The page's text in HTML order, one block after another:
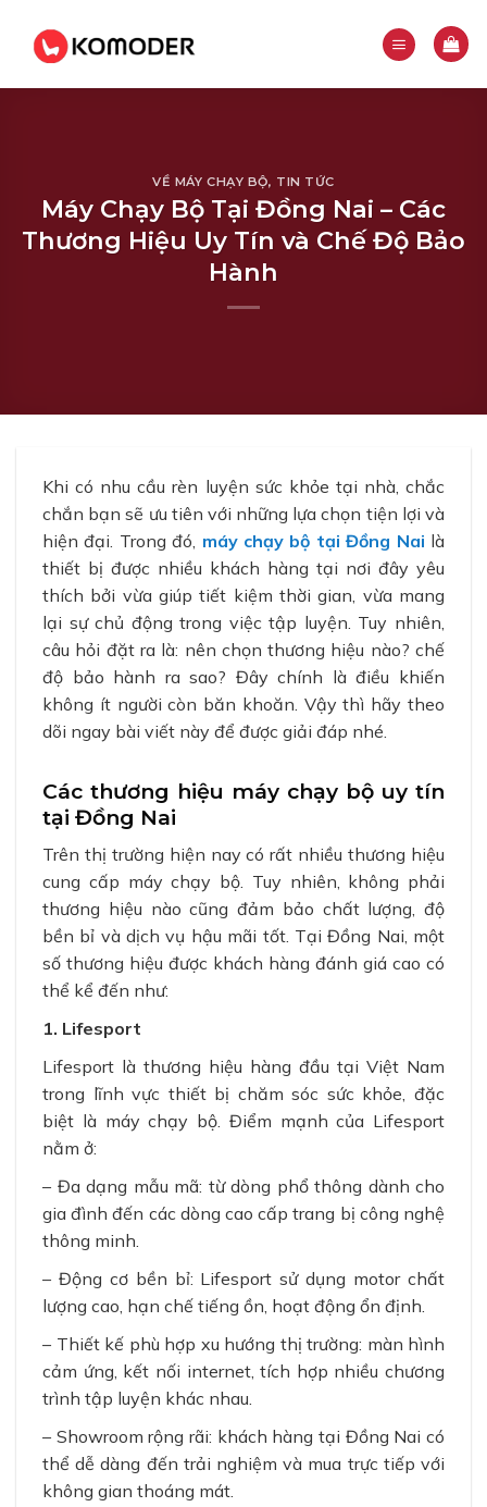
content
VỀ MÁY CHẠY BỘ, TIN TỨC
Máy Chạy Bộ Tại Đồng Nai – Các
Thương Hiệu Uy Tín và Chế Độ Bảo
Hành
Khi có nhu cầu rèn luyện sức khỏe tại nhà, chắc
chắn bạn sẽ ưu tiên với những lựa chọn tiện lợi và
hiện đại. Trong đó, máy chạy bộ tại Đồng Nai là
thiết bị được nhiều khách hàng tại nơi đây yêu
thích bởi vừa giúp tiết kiệm thời gian, vừa mang
lại sự chủ động trong việc tập luyện. Tuy nhiên,
câu hỏi đặt ra là: nên chọn thương hiệu nào? chế
độ bảo hành ra sao? Đây chính là điều khiến
không ít người còn băn khoăn. Vậy thì hãy theo
dõi ngay bài viết này để được giải đáp nhé.
Các thương hiệu máy chạy bộ uy tín
tại Đồng Nai
Trên thị trường hiện nay có rất nhiều thương hiệu
cung cấp máy chạy bộ. Tuy nhiên, không phải
thương hiệu nào cũng đảm bảo chất lượng, độ
bền bỉ và dịch vụ hậu mãi tốt. Tại Đồng Nai, một
số thương hiệu được khách hàng đánh giá cao có
thể kể đến như:
1. Lifesport
Lifesport là thương hiệu hàng đầu tại Việt Nam
trong lĩnh vực thiết bị chăm sóc sức khỏe, đặc
biệt là máy chạy bộ. Điểm mạnh của Lifesport
nằm ở:
– Đa dạng mẫu mã: từ dòng phổ thông dành cho
gia đình đến các dòng cao cấp trang bị công nghệ
thông minh.
– Động cơ bền bỉ: Lifesport sử dụng motor chất
lượng cao, hạn chế tiếng ồn, hoạt động ổn định.
– Thiết kế phù hợp xu hướng thị trường: màn hình
cảm ứng, kết nối internet, tích hợp nhiều chương
trình tập luyện khác nhau.
– Showroom rộng rãi: khách hàng tại Đồng Nai có
thể dễ dàng đến trải nghiệm và mua trực tiếp với
không gian thoáng mát.